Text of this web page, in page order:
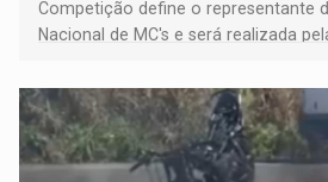
Competição define o representante
Nacional de MC's e será realizada